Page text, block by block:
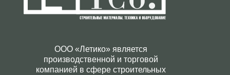
ООО «Летико» является
производственной и торговой
компанией в сфере строительных